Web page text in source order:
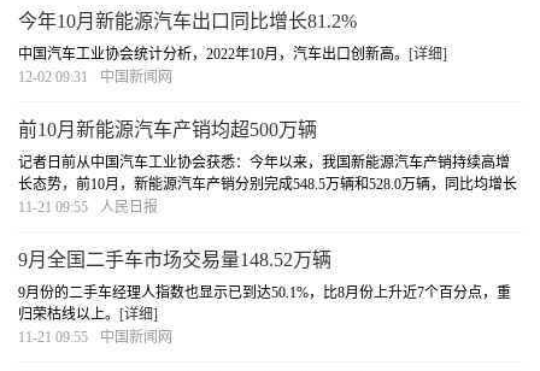
今年10月新能源汽车出口同比增长81.2%
中国汽车工业协会统计分析，2022年10月，汽车出口创新高。 [详细]
12-02 09:31
中国新闻网
前10月新能源汽车产销均超500万辆
记者日前从中国汽车工业协会获悉：今年以来，我国新能源汽车产销持续高增
长态势，前10月，新能源汽车产销分别完成548.5万辆和528.0万辆，同比均增长
1.1倍。[详细]
11-21 09:55 人民日报
9月全国二手车市场交易量148.52万辆
9月份的二手车经理人指数也显示已到达50.1%，比8月份上升近7个百分点，重
归荣枯线以上。 [详细]
11-21 09:55
中国新闻网